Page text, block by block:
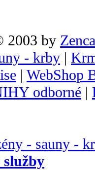
2003 by
- krby |
| WebShop
odborné |
- sauny -
služby